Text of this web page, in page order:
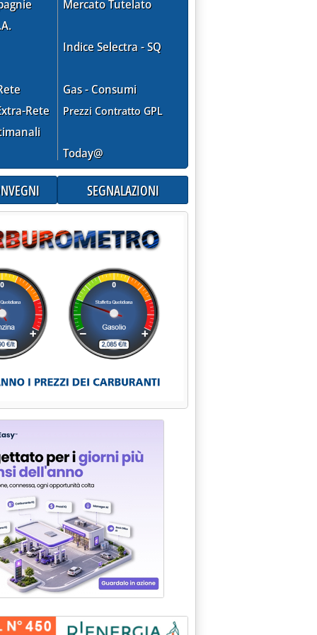
Rete
Mercato Tutelato
Indice Selectra - SQ
Gas - Consumi
Prezzi Contratto GPL
Today@
SEGNALAZIONI